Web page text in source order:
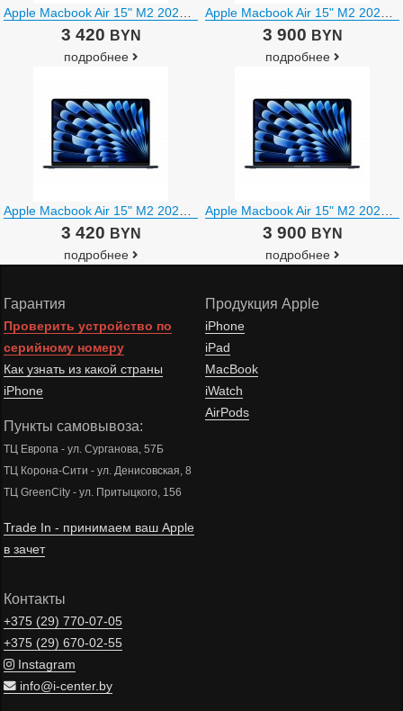
3 420 BYN
подробнее
3 900 BYN
подробнее
3 420 BYN
подробнее
3 900 BYN
подробнее
Гарантия
Проверить устройство по
серийному номеру
Как узнать из какой страны
iPhone
Пункты самовывоза:
ТЦ Европа - ул. Сурганова, 57Б
ТЦ Корона-Сити - ул. Денисовская, 8
ТЦ GreenCity - ул. Притыцкого, 156
Trade In - принимаем ваш Apple
в зачет
Продукция Apple
iPhone
iPad
MacBook
iWatch
AirPods
Контакты
+375 (29)770-07-05
+375 (29)670-02-55
Instagram
info@i-center.by